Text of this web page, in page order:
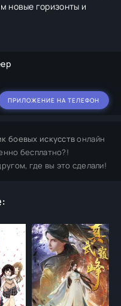
новые горизонты и
ПРИЛОЖЕНИЕ НА ТЕЛЕФОН
боевых искусствонлайн
бесплатно?!
где вы это сделали!